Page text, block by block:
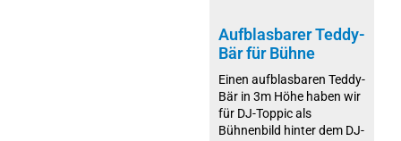
Aufblasbarer Teddy-
Bär für Bühne
Einen aufblasbaren Teddy-
Bär in 3m Höhe haben wir
für DJ-Toppic als
Bühnenbild hinter dem DJ-